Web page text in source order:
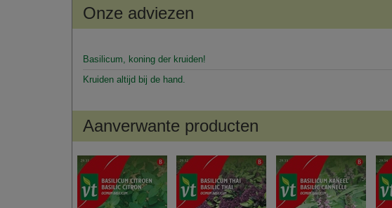
Onze adviezen
Basilicum, koning der kruiden!
Kruiden altijd bij de hand.
Aanverwante producten